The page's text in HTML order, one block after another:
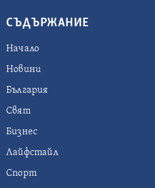
СЪДЪРЖАНИЕ
Начало
Новини
България
Свят
Бизнес
Лайфстайл
Спорт